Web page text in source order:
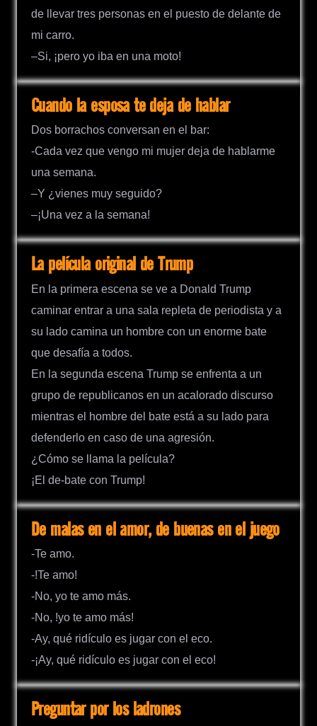
de llevar tres personas en el puesto de delante de
mi carro.
–Si, ¡pero yo iba en una moto!
Cuando la esposa te deja de hablar
Dos borrachos conversan en el bar:
-Cada vez que vengo mi mujer deja de hablarme
una semana.
–Y ¿vienes muy seguido?
–¡Una vez a la semana!
La película original de Trump
En la primera escena se ve a Donald Trump
caminar entrar a una sala repleta de periodista y a
su lado camina un hombre con un enorme bate
que desafía a todos.
En la segunda escena Trump se enfrenta a un
grupo de republicanos en un acalorado discurso
mientras el hombre del bate está a su lado para
defenderlo en caso de una agresión.
¿Cómo se llama la película?
¡El de-bate con Trump!
De malas en el amor, de buenas en el juego
-Te amo.
-!Te amo!
-No, yo te amo más.
-No, !yo te amo más!
-Ay, qué ridículo es jugar con el eco.
-¡Ay, qué ridículo es jugar con el eco!
Preguntar por los ladrones